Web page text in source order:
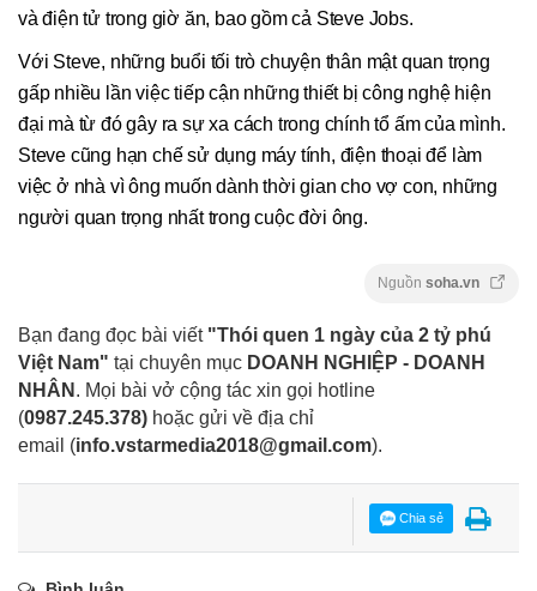
và điện tử trong giờ ăn, bao gồm cả Steve Jobs.
Với Steve, những buổi tối trò chuyện thân mật quan trọng
gấp nhiều lần việc tiếp cận những thiết bị công nghệ hiện
đại mà từ đó gây ra sự xa cách trong chính tổ ấm của mình.
Steve cũng hạn chế sử dụng máy tính, điện thoại để làm
việc ở nhà vì ông muốn dành thời gian cho vợ con, những
người quan trọng nhất trong cuộc đời ông.
Nguồn soha.vn
Bạn đang đọc bài viết "Thói quen 1 ngày của 2 tỷ phú
Việt Nam" tại chuyên mục DOANH NGHIỆP - DOANH
NHÂN . Mọi bài vở cộng tác xin gọi hotline
(0987.245.378) hoặc gửi về địa chỉ
email (info.vstarmedia2018@gmail.com).
Chia sẻ